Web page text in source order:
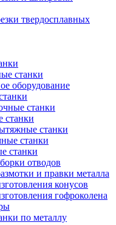
твердосплавных
станки
оборудование
станки
станки
станки
станки
станки
отводов
и правки металла
конусов
гофроколена
по металлу